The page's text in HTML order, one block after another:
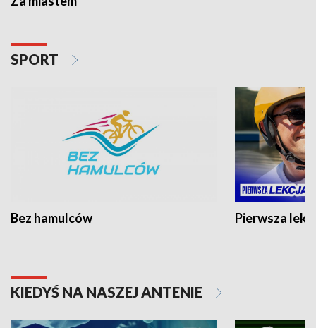
SPORT
Bez hamulców Pierwsza
KIEDYŚ NA NASZEJ ANTENIE